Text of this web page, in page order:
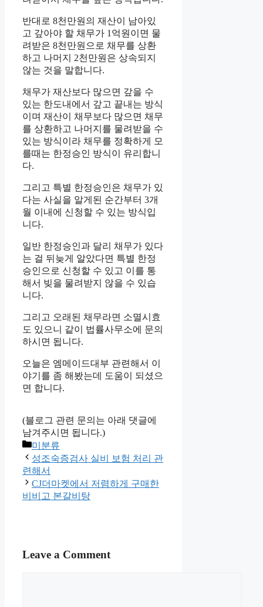
반대로 8천만원의 재산이 남아있
고 갚아야 할 채무가 1억원이면 물
려받은 8천만원으로 채무를 상환
하고 나머지 2천만원은 상속되지
않는 것을 말합니다.
채무가 재산보다 많으면 갚을 수
있는 한도내에서 갚고 끝내는 방식
이며 재산이 채무보다 많으면 채무
를 상환하고 나머지를 물려받을 수
있는 방식이라 채무를 정확하게 모
를때는 한정승인 방식이 유리합니
다.
그리고 특별 한정승인은 채무가 있
다는 사실을 알게된 순간부터 3개
월 이내에 신청할 수 있는 방식입
니다.
일반 한정승인과 달리 채무가 있다
는 걸 뒤늦게 알았다면 특별 한정
승인으로 신청할 수 있고 이를 통
해서 빚을 물려받지 않을 수 있습
니다.
그리고 오래된 채무라면 소멸시효
도 있으니 같이 법률사무소에 문의
하시면 됩니다.
오늘은 엠메이드대부 관련해서 이
야기를 좀 해봤는데 도움이 되셨으
면 합니다.
(블로그 관련 문의는 아래 댓글에
남겨주시면 됩니다.)
Categories
미분류
성조숙증검사 실비 보험 처리 관
련해서
CJ더마켓에서 저렴하게 구매한
비비고 본갈비탕
Leave a Comment